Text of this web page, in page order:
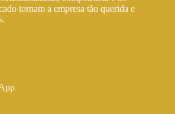
tornam a empresa tão querida e